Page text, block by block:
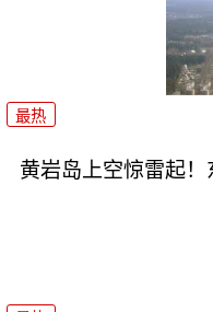
最热
黄岩岛上空惊雷起